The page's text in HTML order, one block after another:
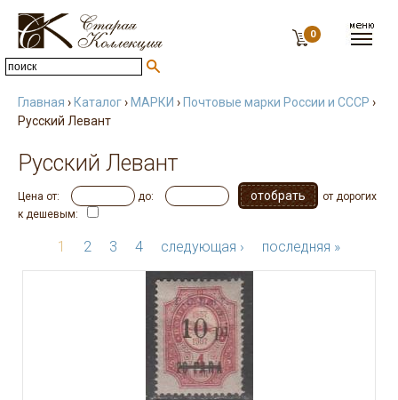
0
Главная › Каталог› МАРКИ › Почтовые марки России и СССР ›
Русский Левант
Русский Левант
Цена от: до:
от дорогих
к дешевым:
1 2 3 4 следующая › последняя »